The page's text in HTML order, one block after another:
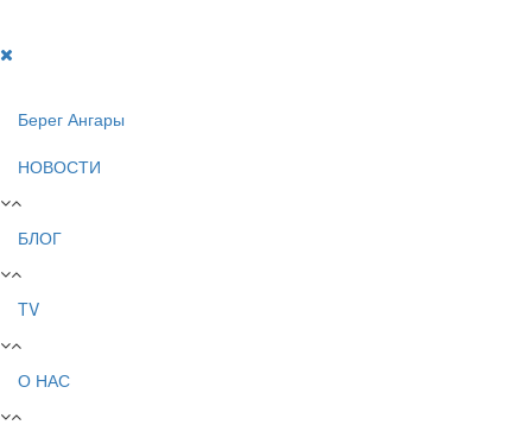
Берег Ангары
НОВОСТИ
БЛОГ
TV
О НАС